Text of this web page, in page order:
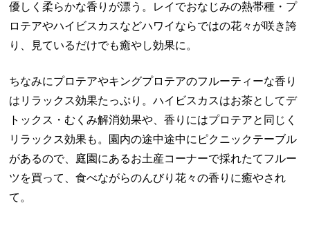
優しく柔らかな香りが漂う。レイでおなじみの熱帯種・プ
ロテアやハイビスカスなどハワイならではの花々が咲き誇
り、見ているだけでも癒やし効果に。
ちなみにプロテアやキングプロテアのフルーティーな香り
はリラックス効果たっぷり。ハイビスカスはお茶としてデ
トックス・むくみ解消効果や、香りにはプロテアと同じく
リラックス効果も。園内の途中途中にピクニックテーブル
があるので、庭園にあるお土産コーナーで採れたてフルー
ツを買って、食べながらのんびり花々の香りに癒やされ
て。